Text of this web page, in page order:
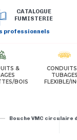
professionnels
CATALOGUE
FUMISTERIE
&
BOIS
TUBAGES
FLEXIBLE/
Bouche VMC circulaire